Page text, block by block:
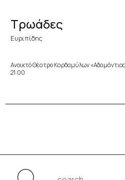
Τρωάδες
Ευριπίδης
Ανοικτό Θέατρο Καρδαμύλων
21:00